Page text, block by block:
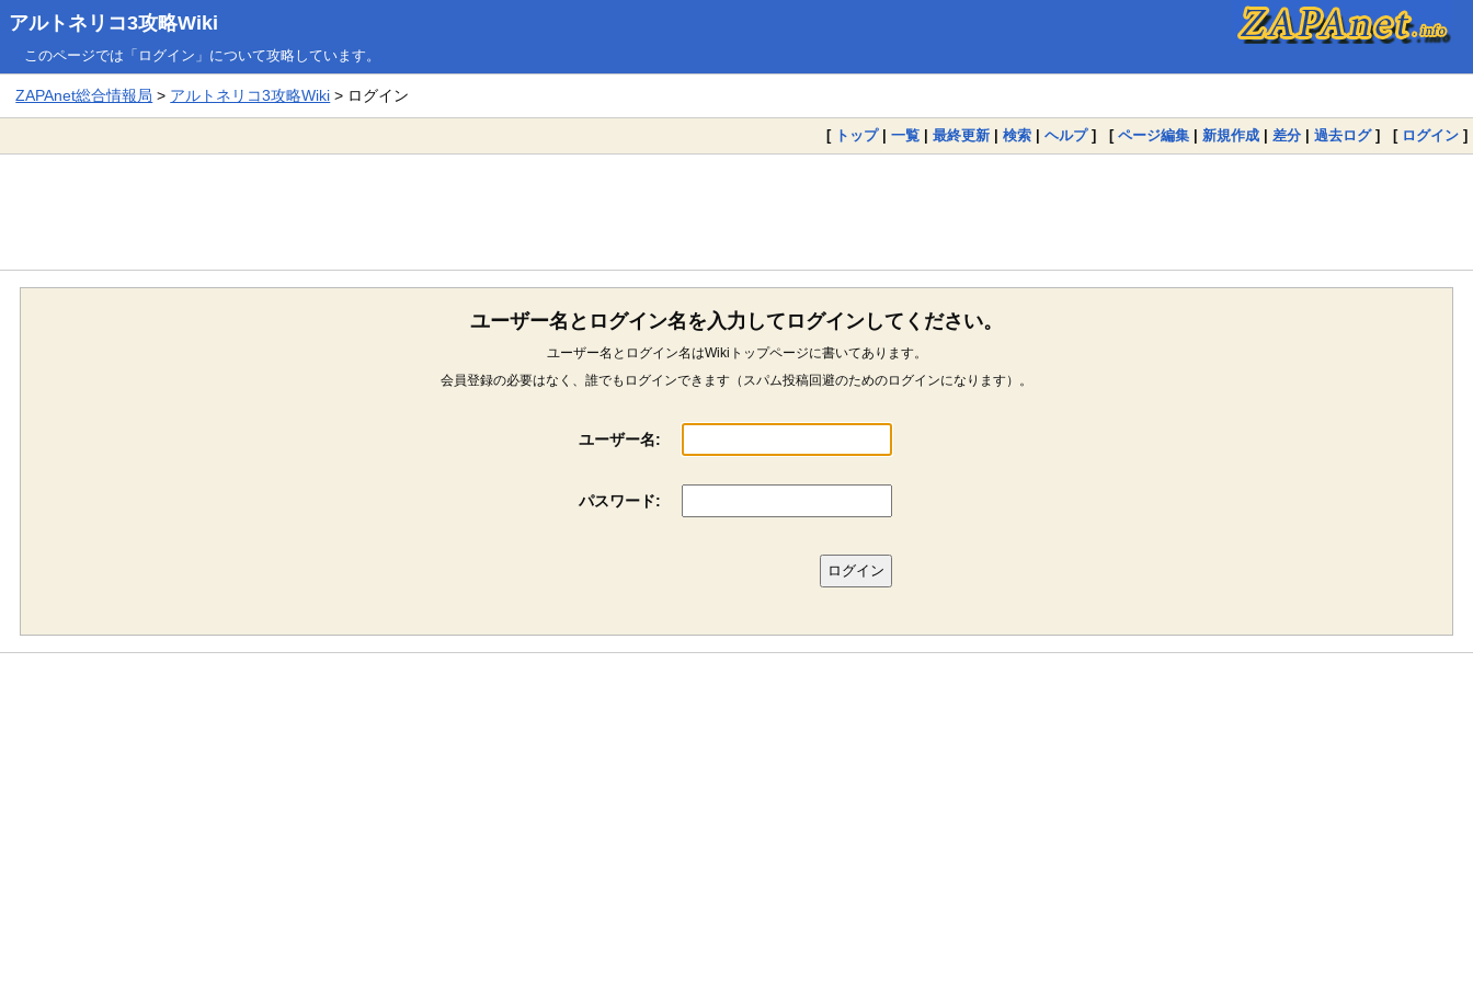
アルトネリコ3攻略Wiki
このページでは「ログイン」について攻略しています。
ZAPAnet総合情報局 > アルトネリコ3攻略Wiki > ログイン
[ トップ| 一覧 | 最終更新 | 検索 | ヘルプ] [ ページ編集 | 新規作成 | 差分 | 過去ログ] [ ログイン ]
ユーザー名とログイン名を入力してログインしてください。
ユーザー名とログイン名はWikiトップページに書いてあります。
会員登録の必要はなく、誰でもログインできます（スパム投稿回避のためのログインになります）。
ユーザー名:
パスワード: